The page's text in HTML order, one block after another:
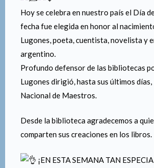
Hoy se celebra en nuestro país el Día
fecha fue elegida en honor al
Lugones, poeta, cuentista, novelista y
argentino.
Profundo defensor de las bibliotecas
Lugones dirigió, hasta sus últimos
Nacional de Maestros.
Desde la biblioteca agradecemos a
comparten sus creaciones en los libros.
¡EN ESTA SEMANA TAN